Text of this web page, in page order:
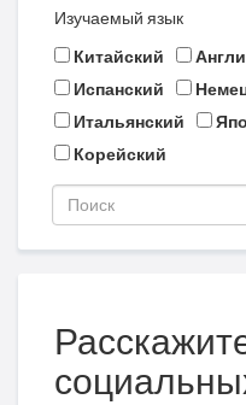
Изучаемый язык
Китайский
Испанский
Итальянский
Корейский